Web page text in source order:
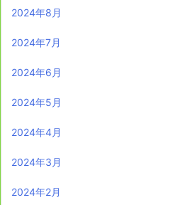
2024年8月
2024年7月
2024年6月
2024年5月
2024年4月
2024年3月
2024年2月